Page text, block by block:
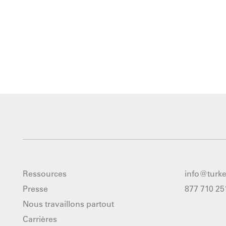
Ressources
Presse
Nous travaillons partout
Carrières
877 710